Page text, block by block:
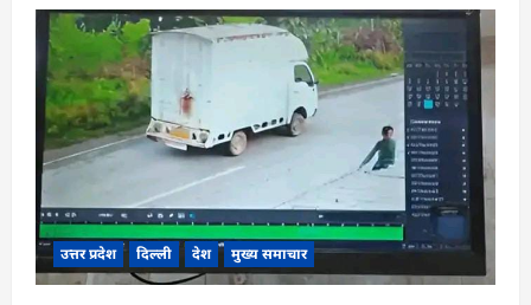
उत्तर प्रदेश दिल्ली देश मुख्य समाचार